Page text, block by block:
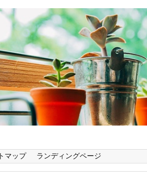
マップ ランディングページ